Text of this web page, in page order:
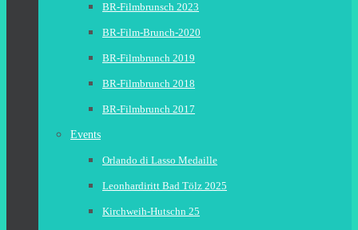
BR-Filmbrunsch 2023
BR-Film-Brunch-2020
BR-Filmbrunch 2019
BR-Filmbrunch 2018
BR-Filmbrunch 2017
Events
Orlando di Lasso Medaille
Leonhardiritt Bad Tölz 2025
Kirchweih-Hutschn 25